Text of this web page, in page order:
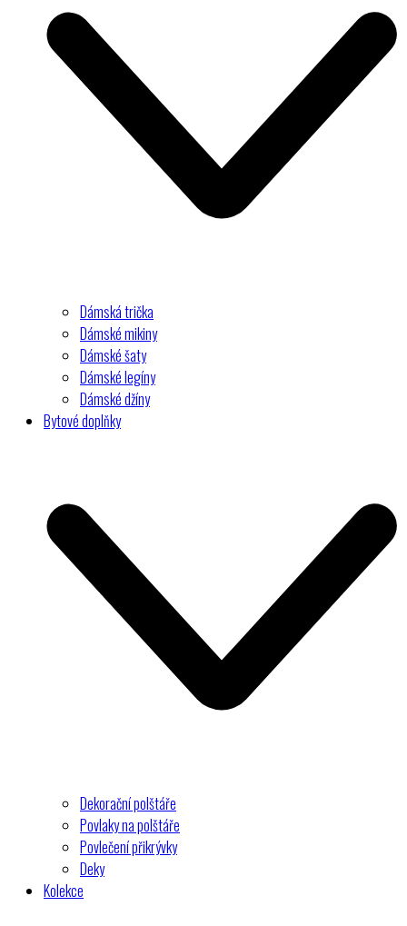
Dámská trička
Dámské mikiny
Dámské šaty
Dámské legíny
Dámské džíny
Bytové doplňky
Dekorační polštáře
Povlaky na polštáře
Povlečení přikrývky
Deky
Kolekce